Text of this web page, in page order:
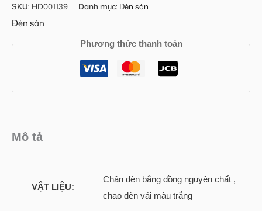
SKU: HD001139 Danh mục: Đèn sàn
Đèn sàn
Phương thức thanh toán
Mô tả
VẬT LIỆU:
Chân đèn bằng đồng nguyên chất ,
chao đèn vải màu trắng